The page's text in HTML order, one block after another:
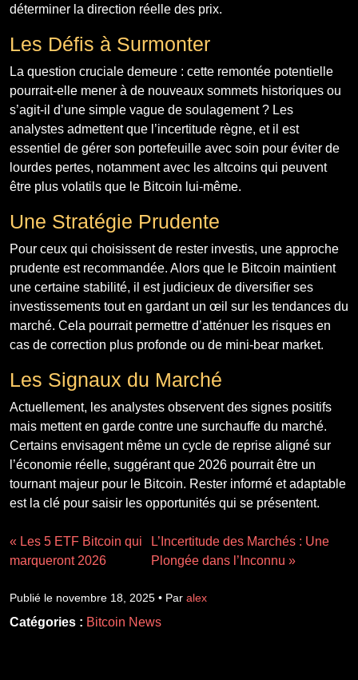
déterminer la direction réelle des prix.
Les Défis à Surmonter
La question cruciale demeure : cette remontée potentielle
pourrait-elle mener à de nouveaux sommets historiques ou
s’agit-il d’une simple vague de soulagement ? Les
analystes admettent que l’incertitude règne, et il est
essentiel de gérer son portefeuille avec soin pour éviter de
lourdes pertes, notamment avec les altcoins qui peuvent
être plus volatils que le Bitcoin lui-même.
Une Stratégie Prudente
Pour ceux qui choisissent de rester investis, une approche
prudente est recommandée. Alors que le Bitcoin maintient
une certaine stabilité, il est judicieux de diversifier ses
investissements tout en gardant un œil sur les tendances du
marché. Cela pourrait permettre d’atténuer les risques en
cas de correction plus profonde ou de mini-bear market.
Les Signaux du Marché
Actuellement, les analystes observent des signes positifs
mais mettent en garde contre une surchauffe du marché.
Certains envisagent même un cycle de reprise aligné sur
l’économie réelle, suggérant que 2026 pourrait être un
tournant majeur pour le Bitcoin. Rester informé et adaptable
est la clé pour saisir les opportunités qui se présentent.
« Les 5 ETF Bitcoin qui
marqueront 2026
L’Incertitude des Marchés : Une
Plongée dans l’Inconnu »
Publié le novembre 18, 2025 • Par alex
Catégories : Bitcoin News